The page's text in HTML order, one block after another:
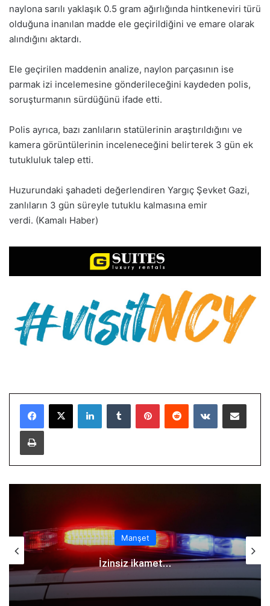
naylona sarılı yaklaşık 0.5 gram ağırlığında hintkeneviri türü
olduğuna inanılan madde ele geçirildiğini ve emare olarak
alındığını aktardı.
Ele geçirilen maddenin analize, naylon parçasının ise
parmak izi incelemesine gönderileceğini kaydeden polis,
soruşturmanın sürdüğünü ifade etti.
Polis ayrıca, bazı zanlıların statülerinin araştırıldığını ve
kamera görüntülerinin inceleneceğini belirterek 3 gün ek
tutukluluk talep etti.
Huzurundaki şahadeti değerlendiren Yargıç Şevket Gazi,
zanlıların 3 gün süreyle tutuklu kalmasına emir
verdi. (Kamalı Haber)
LinkedInTumblr PinterestReddit VKontakteE-Posta ile paylaş
Yazdır
Manşet
İzinsiz ikamet…